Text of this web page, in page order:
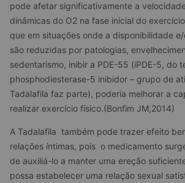
pode afetar significativamente a
dinâmicas do O2 na fase inicial do
que em situações onde a disponibilidade
são reduzidas por patologias,
sedentarismo, inibir a PDE-55 (iPDE-5, do
phosphodiesterase-5 inibidor – grupo de
Tadalafila faz parte), poderia melhorar a
realizar exercício físico.(Bonfim JM,2014)
A Tadalafila  também pode trazer efeito
relações íntimas, pois  o medicamento
de auxiliá-lo a manter uma ereção
possa estabelecer uma relação sexual